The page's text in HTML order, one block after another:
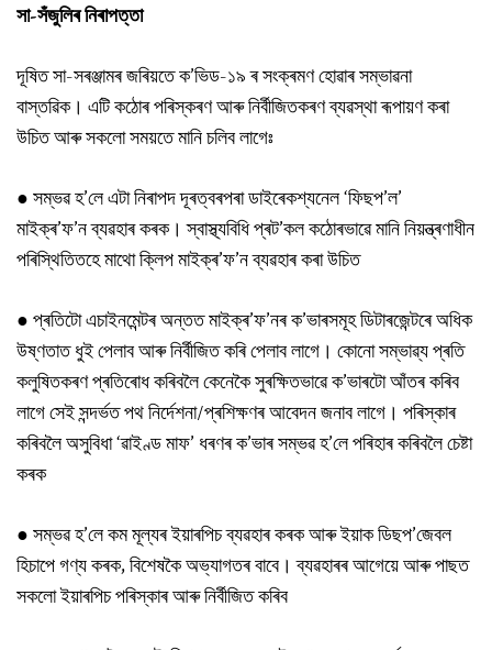
সা-সঁজুলিৰ নিৰাপত্তা
দূষিত সা-সৰঞ্জামৰ জৰিয়তে ক’ভিড-১৯ ৰ সংক্ৰমণ হোৱাৰ সম্ভাৱনা
বাস্তৱিক। এটি কঠোৰ পৰিস্কৰণ আৰু নির্বীজিতকৰণ ব্যৱস্থা ৰূপায়ণ কৰা
উচিত আৰু সকলো সময়তে মানি চলিব লাগেঃ
●সম্ভৱ হ’লে এটা নিৰাপদ দূৰত্বৰপৰা ডাইৰেকশ্যনেল ‘ফিছপ’ল’
মাইক্ৰ’ফ’ন ব্যৱহাৰ কৰক। স্বাস্থ্যবিধি প্ৰট’কল কঠোৰভাৱে মানি নিয়ন্ত্ৰণাধীন
পৰিস্থিতিতহে মাথো ক্লিপ মাইক্ৰ’ফ’ন ব্যৱহাৰ কৰা উচিত
● প্ৰতিটো এচাইনমেন্টৰ অন্তত মাইক্ৰ’ফ’নৰ ক’ভাৰসমূহ ডিটাৰজেন্টৰে অধিক
উষ্ণতাত ধুই পেলাব আৰু নিৰ্বীজিত কৰি পেলাব লাগে। কোনো সম্ভাৱ্য প্ৰতি
কলুষিতকৰণ প্ৰতিৰোধ কৰিবলৈ কেনেকৈ সুৰক্ষিতভাৱে ক’ভাৰটো আঁতৰ কৰিব
লাগে সেই সন্দৰ্ভত পথ নিৰ্দেশনা/প্ৰশিক্ষণৰ আবেদন জনাব লাগে। পৰিস্কাৰ
কৰিবলৈ অসুবিধা ‘ৱাইণ্ড মাফ’ ধৰণৰ ক’ভাৰ সম্ভৱ হ’লে পৰিহাৰ কৰিবলৈ চেষ্টা
কৰক
● সম্ভৱ হ’লে কম মূল্যৰ ইয়াৰপিচ ব্যৱহাৰ কৰক আৰু ইয়াক ডিছপ’জেবল
হিচাপে গণ্য কৰক, বিশেষকৈ অভ্যাগতৰ বাবে। ব্যৱহাৰৰ আগেয়ে আৰু পাছত
সকলো ইয়াৰপিচ পৰিস্কাৰ আৰু নিৰ্বীজিত কৰিব